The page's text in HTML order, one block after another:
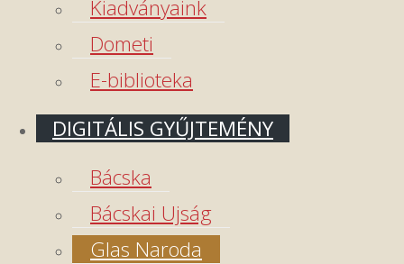
Kiadványaink
Dometi
E-biblioteka
DIGITÁLIS GYŰJTEMÉNY
Bácska
Bácskai Ujság
Glas Naroda